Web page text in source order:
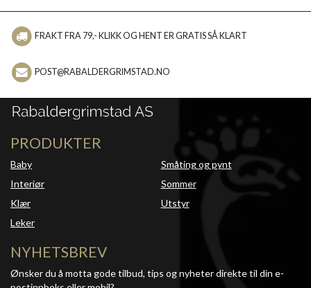
FRAKT FRA 79,- KLIKK OG HENT ER GRATIS SÅ KLART
POST@RABALDERGRIMSTAD.NO
PRODUKTER
Baby
Interiør
Klær
Leker
Småting og pynt
Sommer
Utstyr
NYHETSBREV
Ønsker du å motta gode tilbud, tips og nyheter direkte til din e-